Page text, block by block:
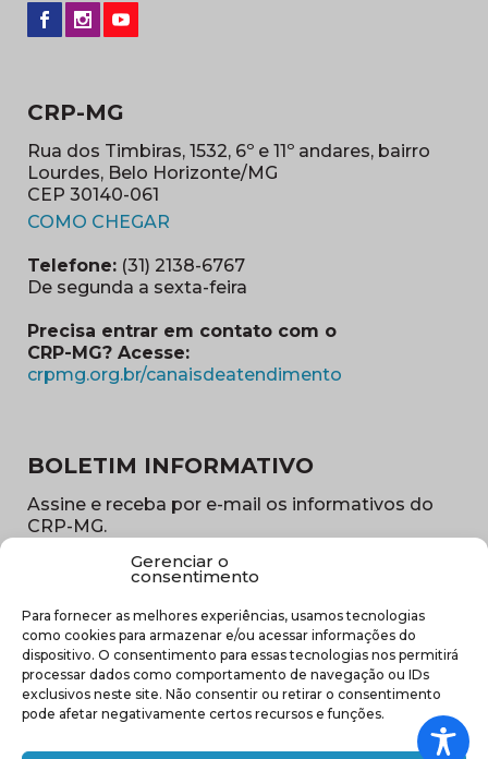
Gerenciar o
consentimento
Para fornecer as melhores experiências, usamos tecnologias
como cookies para armazenar e/ou acessar informações do
dispositivo. O consentimento para essas tecnologias nos permitirá
processar dados como comportamento de navegação ou IDs
exclusivos neste site. Não consentir ou retirar o consentimento
pode afetar negativamente certos recursos e funções.
CRP-MG
Rua dos Timbiras, 1532, 6º e 11º andares, bairro
Lourdes, Belo Horizonte/MG
CEP 30140-061
COMO CHEGAR
Telefone: (31) 2138-6767
De segunda a sexta-feira
Precisa entrar em contato com o
CRP-MG? Acesse:
crpmg.org.br/canaisdeatendimento
BOLETIM INFORMATIVO
Assine e receba por e-mail os informativos do
CRP-MG.
E-
mail
(obrigatório)
Sub
região